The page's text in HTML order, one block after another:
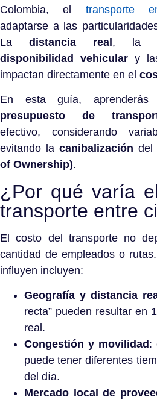
Colombia, el transporte
adaptarse a las
La distancia real, la
disponibilidad vehicular y
impactan directamente en el
En esta guía,
presupuesto de
efectivo, considerando
evitando lacanibalización
of Ownership).
¿Por qué varía
transporte entre
El costo del transporte no
cantidad de empleados o
influyen incluyen:
Geografía y distancia
recta” pueden resultar en
real.
Congestión y movilidad :
puede tener diferentes
del día.
Mercado local de